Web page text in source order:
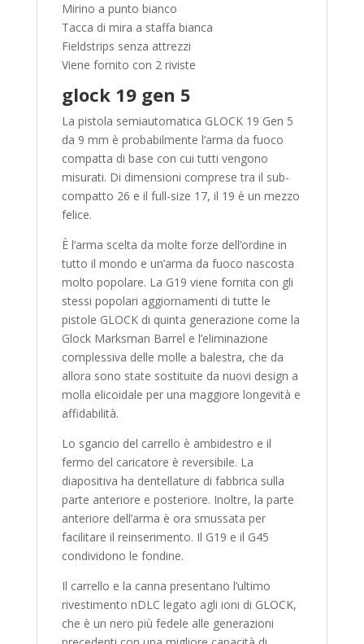
Mirino a punto bianco
Tacca di mira a staffa bianca
Fieldstrips senza attrezzi
Viene fornito con 2 riviste
glock 19 gen 5
La pistola semiautomatica GLOCK 19 Gen 5
da 9 mm è probabilmente l’arma da fuoco
compatta di base con cui tutti vengono
misurati. Di dimensioni comprese tra il sub-
compatto 26 e il full-size 17, il 19 è un mezzo
felice.
È l’arma scelta da molte forze dell’ordine in
tutto il mondo e un’arma da fuoco nascosta
molto popolare. La G19 viene fornita con gli
stessi popolari aggiornamenti di tutte le
pistole GLOCK di quinta generazione come la
Glock Marksman Barrel e l’eliminazione
complessiva delle molle a balestra, che da
allora sono state sostituite da nuovi design a
molla elicoidale per una maggiore longevità e
affidabilità.
Lo sgancio del carrello è ambidestro e il
fermo del caricatore è reversibile. La
diapositiva ha dentellature di fabbrica sulla
parte anteriore e posteriore. Inoltre, la parte
anteriore dell’arma è ora smussata per
facilitare il reinserimento. Il G19 e il G45
condividono le fondine.
Il carrello e la canna presentano l’ultimo
rivestimento nDLC legato agli ioni di GLOCK,
che è un nero più fedele alle generazioni